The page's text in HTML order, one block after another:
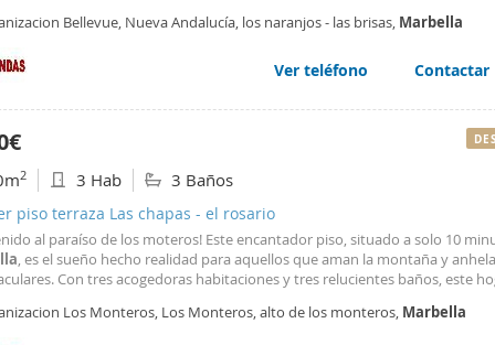
piscinas y rodeada de campos de golf. (no se admiten mascotas).
Bellevue, Nueva Andalucía, los naranjos - las brisas, Marbella
Ver teléfono Contactar
2 3 Hab 3 Baños
piso terraza Las chapas - el rosario
al paraíso de los moteros! Este encantador piso, situado a solo 10
, es el sueño hecho realidad para aquellos que aman la montaña y
Con tres acogedoras habitaciones y tres relucientes baños, este
plazas de garaje para tus
Los Monteros, Los Monteros, alto de los monteros, Marbella